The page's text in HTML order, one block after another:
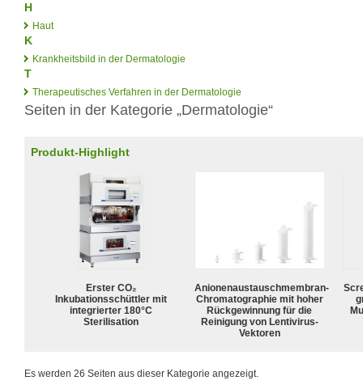
H
Haut
K
Krankheitsbild in der Dermatologie
T
Therapeutisches Verfahren in der Dermatologie
Seiten in der Kategorie „Dermatologie“
Produkt-Highlight
Erster CO₂
Inkubationsschüttler mit
integrierter 180°C
Sterilisation
Anionenaustauschmembran-
Chromatographie mit hoher
Rückgewinnung für die
Reinigung von Lentivirus-
Vektoren
Es werden 26 Seiten aus dieser Kategorie angezeigt.